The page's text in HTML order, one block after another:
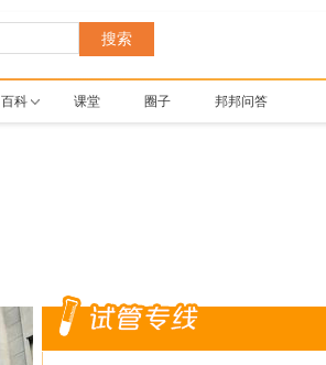
搜索
百科 课堂 圈子 邦邦问答